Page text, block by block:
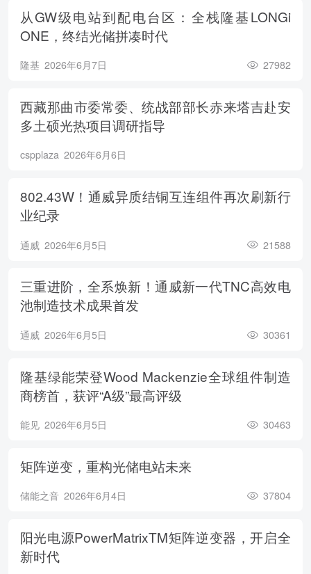
从GW级电站到配电台区：全栈隆基LONGi
ONE，终结光储拼凑时代
隆基 2026年6月7日 27982
西藏那曲市委常委、统战部部长赤来塔吉赴安
多土硕光热项目调研指导
cspplaza 2026年6月6日
802.43W！通威异质结铜互连组件再次刷新行
业纪录
通威 2026年6月5日 21588
三重进阶，全系焕新！通威新一代TNC高效电
池制造技术成果首发
通威 2026年6月5日 30361
隆基绿能荣登Wood Mackenzie全球组件制造
商榜首，获评“A级”最高评级
能见 2026年6月5日 30463
矩阵逆变，重构光储电站未来
储能之音 2026年6月4日 37804
阳光电源PowerMatrixTM矩阵逆变器，开启全
新时代